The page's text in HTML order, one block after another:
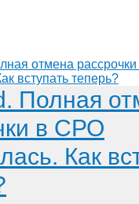
Полная
в СРО
Как